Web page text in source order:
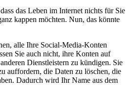
das Leben im Internet nichts für Sie
kappen möchten. Nun, das könnte
alle Ihre Social-Media-Konten
Sie auch nicht, ihre Konten auf
Dienstleistern zu kündigen. Sie
auffordern, die Daten zu löschen, die
Dadurch wird Ihr Name aus dem